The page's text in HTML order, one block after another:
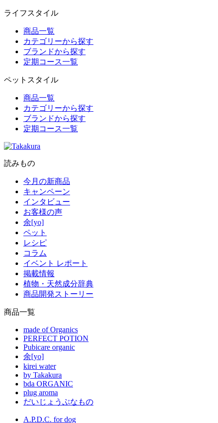
ライフスタイル
商品一覧
カテゴリーから探す
ブランドから探す
定期コース一覧
ペットスタイル
商品一覧
カテゴリーから探す
ブランドから探す
定期コース一覧
読みもの
今月の新商品
キャンペーン
インタビュー
お客様の声
余[yo]
ペット
レシピ
コラム
イベント レポート
掲載情報
植物・天然成分辞典
商品開発ストーリー
商品一覧
made of Organics
PERFECT POTION
Pubicare organic
余[yo]
kirei water
by Takakura
bda ORGANIC
plug aroma
だいじょうぶなもの
A.P.D.C. for dog